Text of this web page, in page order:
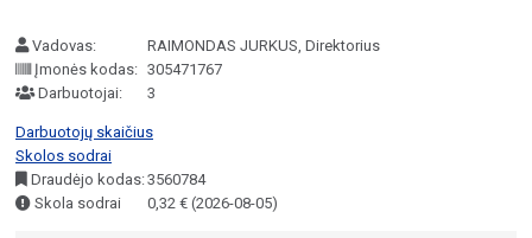
Vadovas:
RAIMONDAS JURKUS, Direktorius
Įmonės kodas: 305471767
Darbuotojai:
3
Darbuotojų skaičius
Skolos sodrai
Draudėjo kodas:3560784
Skola sodrai
0,32 € (2026-08-05)